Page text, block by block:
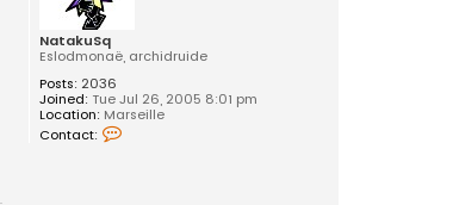
NatakuSq
Eslodmonaë, archidruide
Posts: 2036
Joined: Tue Jul 26, 2005 8:01 pm
Location: Marseille
Contact: